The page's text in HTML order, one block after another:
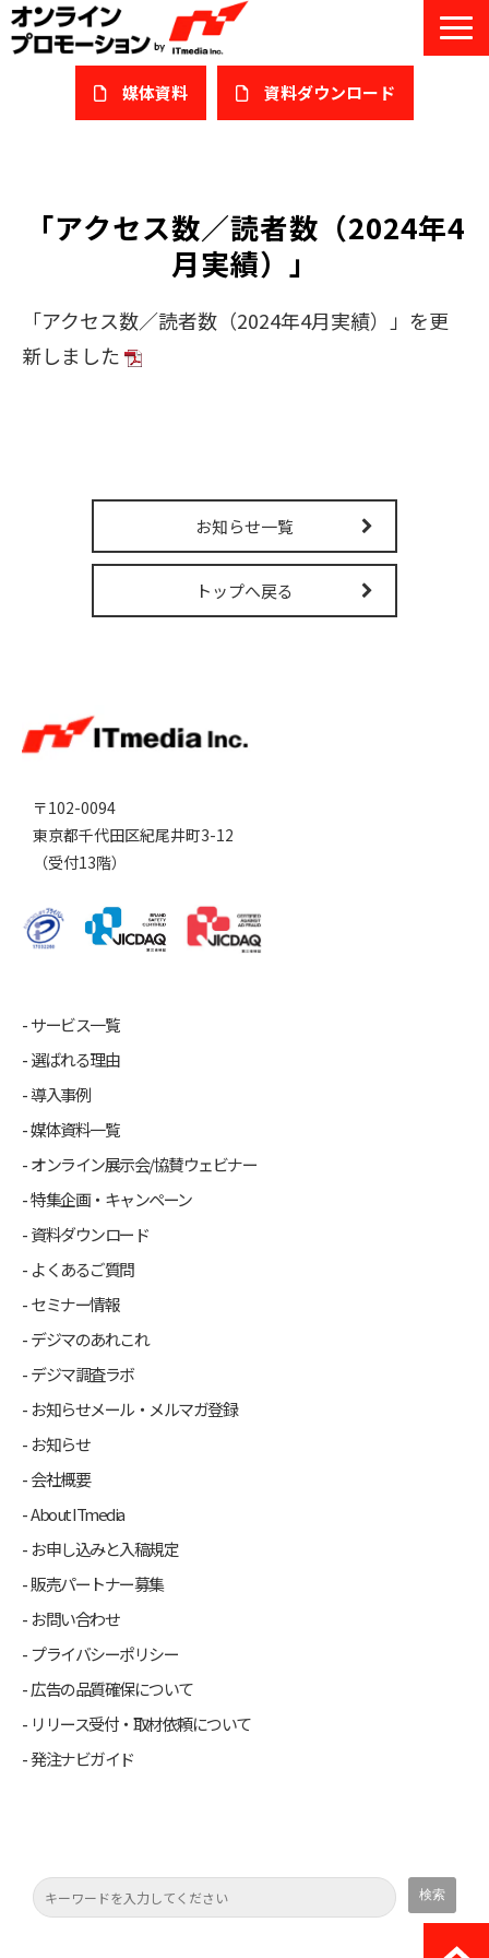
媒体資料 ​資料ダウンロード
私たちについて
サービスガイド/お役立ち資料
課題/ターゲット別で探す
オンライン展示会/協賛ウェビナー
販売パートナー募集
「アクセス数／読者数（2024年4
月実績）」
「アクセス数／読者数（2024年4月実績）」を更
新しました
お知らせ一覧
トップへ戻る
〒102-0094
東京都千代田区紀尾井町3-12
（受付13階）
サービス一覧
選ばれる理由
導入事例
媒体資料一覧
オンライン展示会/協賛ウェビナー
特集企画・キャンペーン
資料ダウンロード
よくあるご質問
セミナー情報
デジマのあれこれ
デジマ調査ラボ
お知らせメール・メルマガ登録
お知らせ
会社概要
About ITmedia
お申し込みと入稿規定
販売パートナー募集
お問い合わせ
プライバシーポリシー
広告の品質確保について
リリース受付・取材依頼について
発注ナビガイド